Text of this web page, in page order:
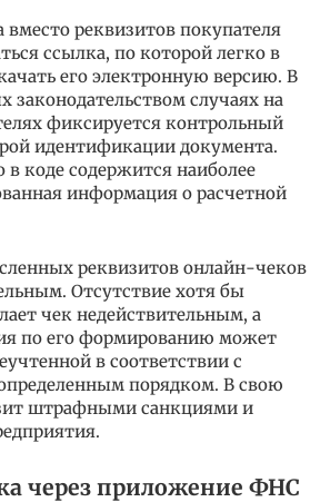
вместо реквизитов покупателя
ссылка, по которой легко в
его электронную версию. В
законодательством случаях на
фиксируется контрольный
идентификации документа.
в коде содержится наиболее
информация о расчетной
реквизитов онлайн-чеков
Отсутствие хотя бы
чек недействительным, а
по его формированию может
в соответствии с
порядком. В свою
штрафными санкциями и
через приложение ФНС